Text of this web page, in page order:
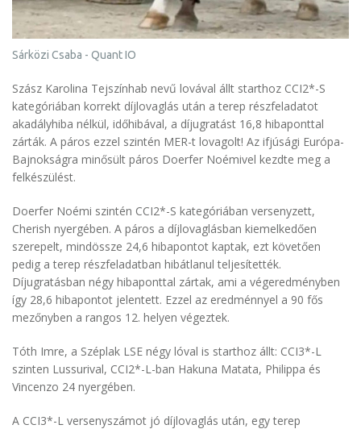
Sárközi Csaba - Quant IO
Szász Karolina Tejszínhab nevű lovával állt starthoz CCI2*-S
kategóriában korrekt díjlovaglás után a terep részfeladatot
akadályhiba nélkül, időhibával, a díjugratást 16,8 hibaponttal
zárták. A páros ezzel szintén MER-t lovagolt! Az ifjúsági Európa-
Bajnokságra minősült páros Doerfer Noémivel kezdte meg a
felkészülést.
Doerfer Noémi szintén CCI2*-S kategóriában versenyzett,
Cherish nyergében. A páros a díjlovaglásban kiemelkedően
szerepelt, mindössze 24,6 hibapontot kaptak, ezt követően
pedig a terep részfeladatban hibátlanul teljesítették.
Díjugratásban négy hibaponttal zártak, ami a végeredményben
így 28,6 hibapontot jelentett. Ezzel az eredménnyel a 90 fős
mezőnyben a rangos 12. helyen végeztek.
Tóth Imre, a Széplak LSE négy lóval is starthoz állt: CCI3*-L
szinten Lussurival, CCI2*-L-ban Hakuna Matata, Philippa és
Vincenzo 24 nyergében.
A CCI3*-L versenyszámot jó díjlovaglás után, egy terep